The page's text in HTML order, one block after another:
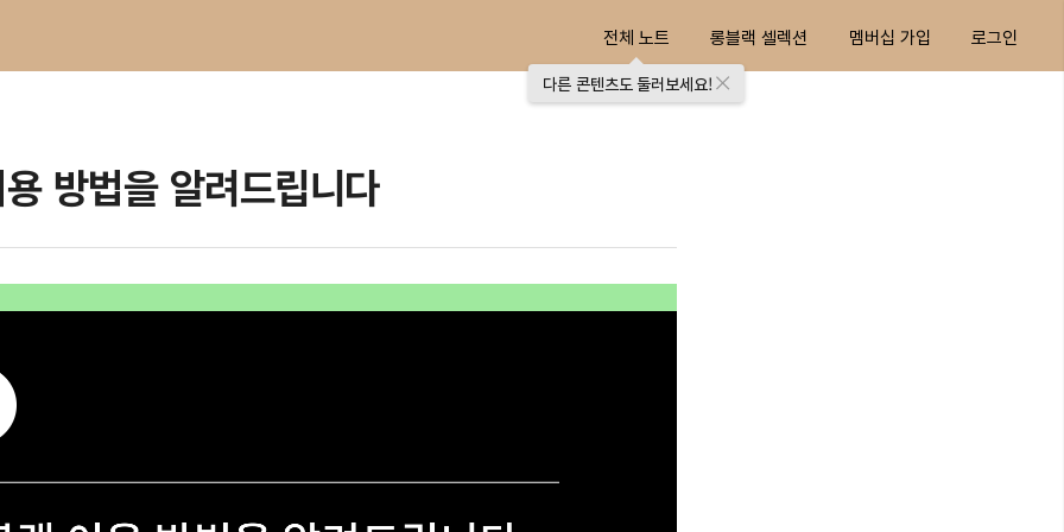
전체 노트
다른 콘텐츠도 둘러보세요!
롱블랙 셀렉션 멤버십 가입 로그인
방법을 알려드립니다